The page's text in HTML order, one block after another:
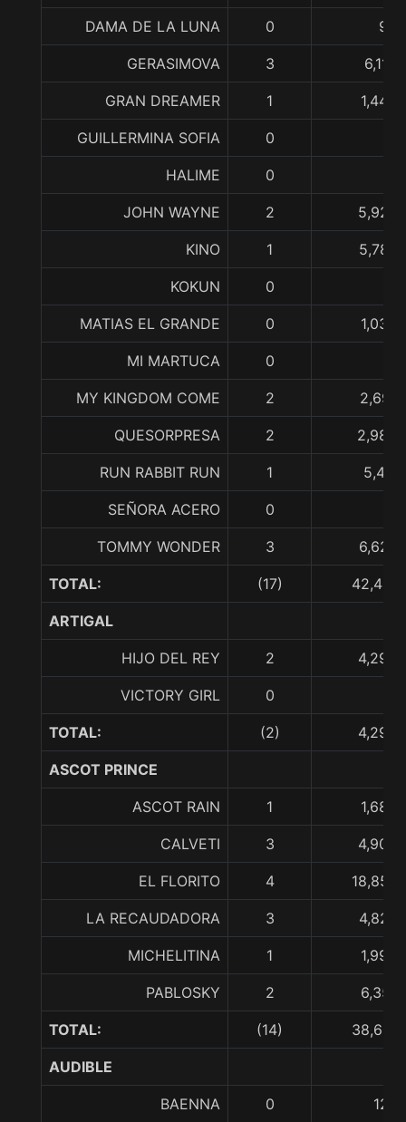
DAMA DE LA LUNA 0
GERASIMOVA 3
GRAN DREAMER 1
GUILLERMINA SOFIA 0
HALIME 0
JOHN WAYNE 2
KINO 1
KOKUN 0
MATIAS EL GRANDE 0
MI MARTUCA 0
MY KINGDOM COME 2
QUESORPRESA 2
RUN RABBIT RUN 1
SEÑORA ACERO 0
TOMMY WONDER 3
TOTAL: (17)
ARTIGAL
HIJO DEL REY 2
VICTORY GIRL 0
TOTAL: (2)
ASCOT PRINCE
ASCOT RAIN 1
CALVETI 3
EL FLORITO 4
LA RECAUDADORA 3
MICHELITINA 1
PABLOSKY 2
TOTAL: (14)
AUDIBLE
BAENNA 0